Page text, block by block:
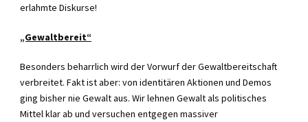
erlahmte Diskurse!
„Gewaltbereit“
Besonders beharrlich wird der Vorwurf der Gewaltbereitschaft
verbreitet. Fakt ist aber: von identitären Aktionen und Demos
ging bisher nie Gewalt aus. Wir lehnen Gewalt als politisches
Mittel klar ab und versuchen entgegen massiver